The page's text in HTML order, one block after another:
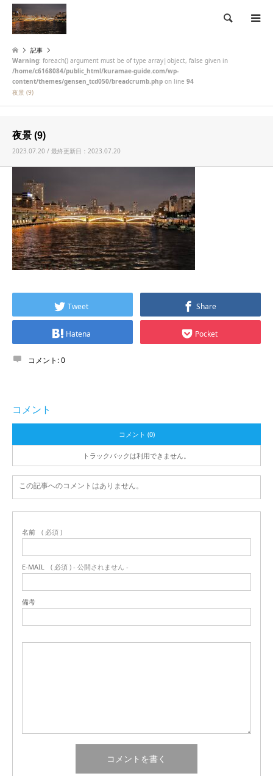
検索
記事
Warning: foreach() argument must be of type array|object, false given in
/home/c6168084/public_html/kuramae-guide.com/wp-
content/themes/gensen_tcd050/breadcrumb.php on line 94
夜景 (9)
夜景 (9)
2023.07.20 / 最終更新日：2023.07.20
Tweet Share
Hatena Pocket
コメント:0
コメント
コメント (0)
トラックバックは利用できません。
この記事へのコメントはありません。
名前 ( 必須 )
E-MAIL ( 必須 ) - 公開されません -
備考